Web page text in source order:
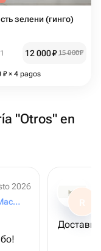
зелени (гинго)
1 12 000₽ 15 000₽
₽ × 4 pagos
"Otros" en
2026
"Ирис" Мастерская букетов R